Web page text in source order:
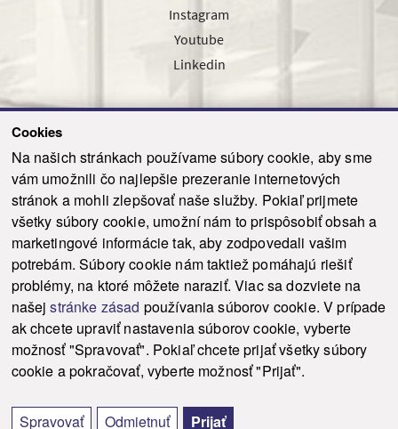
Cookies
Na našich stránkach používame súbory cookie, aby sme
vám umožnili čo najlepšie prezeranie internetových
stránok a mohli zlepšovať naše služby. Pokiaľ prijmete
všetky súbory cookie, umožní nám to prispôsobiť obsah a
marketingové informácie tak, aby zodpovedali vašim
potrebám. Súbory cookie nám taktiež pomáhajú riešiť
problémy, na ktoré môžete naraziť. Viac sa dozviete na
našejstránke zásad používania súborov cookie. V prípade
ak chcete upraviť nastavenia súborov cookie, vyberte
možnosť "Spravovať". Pokiaľ chcete prijať všetky súbory
cookie a pokračovať, vyberte možnosť "Prijať".
Spravovať Odmietnuť Prijať
Instagram
Youtube
Linkedin
Odoslať
© 2021-2026 ku.sk. Všetky práva vyhradené. | Ochrana osobných údajov
Vyhlásenie o prístupnosti |
Admin
This site is protected by reCAPTCHA and the Google Privacy Policy and Terms of
Service
apply.